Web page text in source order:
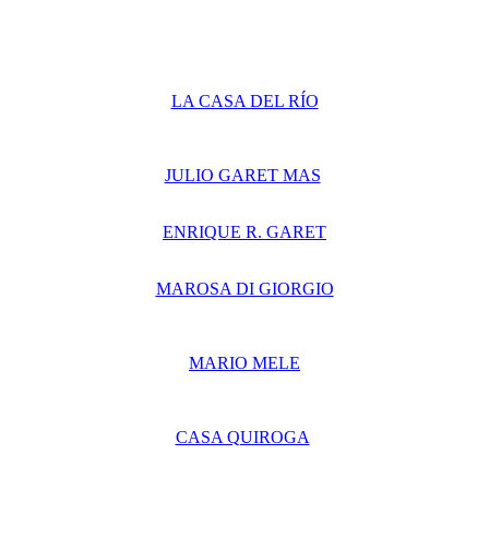
LA CASA DEL RÍO
JULIO GARET MAS
ENRIQUE R. GARET
MAROSA DI GIORGIO
MARIO MELE
CASA QUIROGA